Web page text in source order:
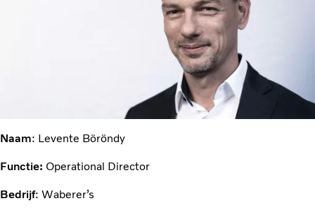
Naam: Levente Böröndy
Functie: Operational Director
Bedrijf: Waberer’s